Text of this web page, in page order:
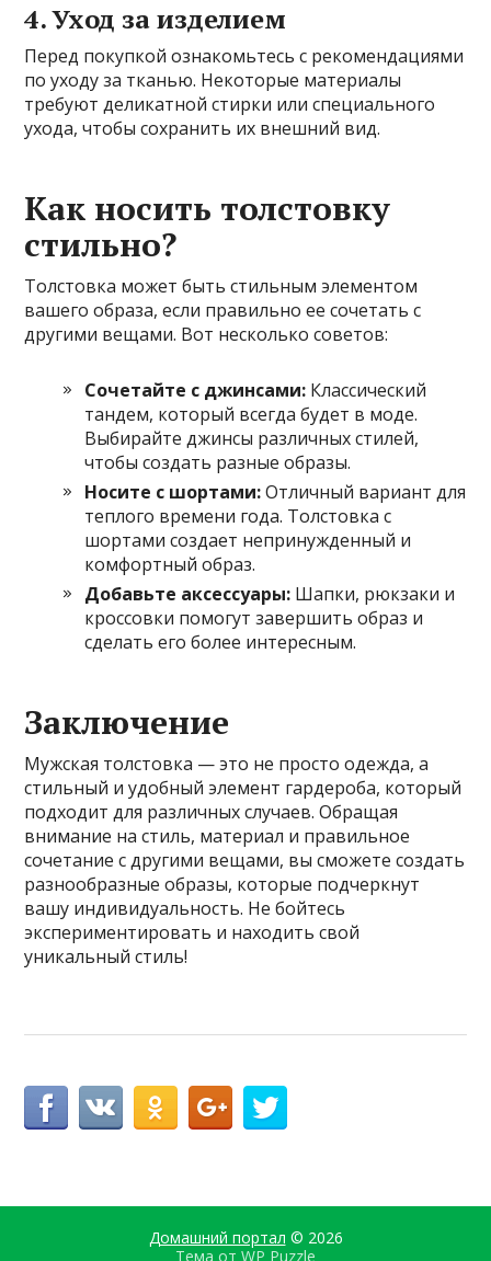
4. Уход за изделием
Перед покупкой ознакомьтесь с рекомендациями
по уходу за тканью. Некоторые материалы
требуют деликатной стирки или специального
ухода, чтобы сохранить их внешний вид.
Как носить толстовку
стильно?
Толстовка может быть стильным элементом
вашего образа, если правильно ее сочетать с
другими вещами. Вот несколько советов:
Сочетайте с джинсами: Классический
тандем, который всегда будет в моде.
Выбирайте джинсы различных стилей,
чтобы создать разные образы.
Носите с шортами:Отличный вариант для
теплого времени года. Толстовка с
шортами создает непринужденный и
комфортный образ.
Добавьте аксессуары: Шапки, рюкзаки и
кроссовки помогут завершить образ и
сделать его более интересным.
Заключение
Мужская толстовка — это не просто одежда, а
стильный и удобный элемент гардероба, который
подходит для различных случаев. Обращая
внимание на стиль, материал и правильное
сочетание с другими вещами, вы сможете создать
разнообразные образы, которые подчеркнут
вашу индивидуальность. Не бойтесь
экспериментировать и находить свой
уникальный стиль!
Домашний портал © 2026
Тема от WP Puzzle